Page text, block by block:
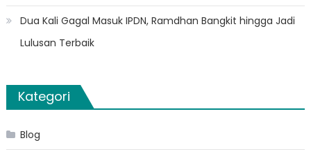
Dua Kali Gagal Masuk IPDN, Ramdhan Bangkit hingga Jadi
Lulusan Terbaik
Kategori
Blog